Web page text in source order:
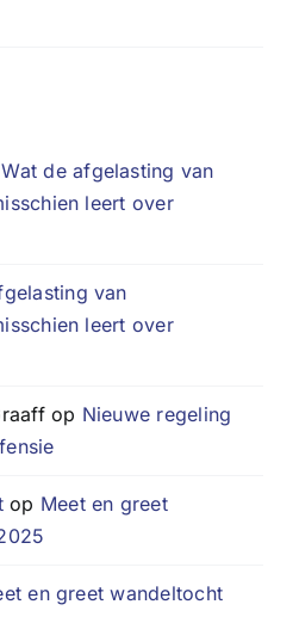
Wat de afgelasting van
leert over
van
leert over
op Nieuwe regeling
op Meet en greet
en greet wandeltocht